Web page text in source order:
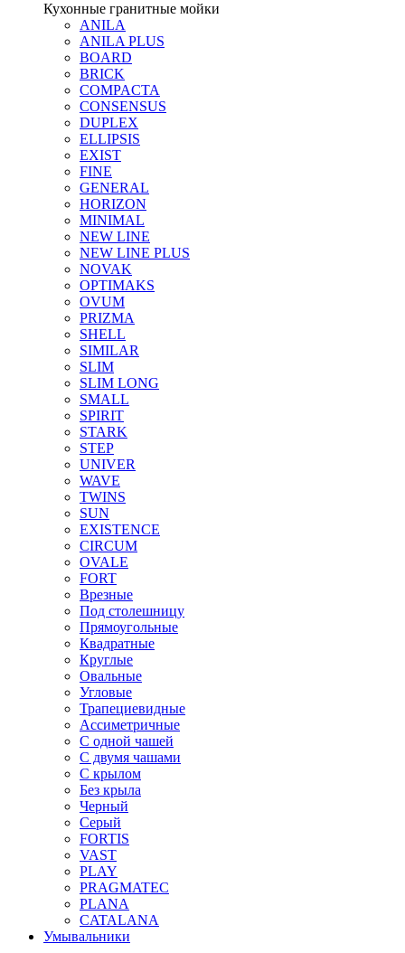
Кухонные гранитные мойки
ANILA
ANILA PLUS
BOARD
BRICK
COMPACTA
CONSENSUS
DUPLEX
ELLIPSIS
EXIST
FINE
GENERAL
HORIZON
MINIMAL
NEW LINE
NEW LINE PLUS
NOVAK
OPTIMAKS
OVUM
PRIZMA
SHELL
SIMILAR
SLIM
SLIM LONG
SMALL
SPIRIT
STARK
STEP
UNIVER
WAVE
TWINS
SUN
EXISTENCE
CIRCUM
OVALE
FORT
Врезные
Под столешницу
Прямоугольные
Квадратные
Круглые
Овальные
Угловые
Трапециевидные
Ассиметричные
С одной чашей
С двумя чашами
С крылом
Без крыла
Черный
Серый
FORTIS
VAST
PLAY
PRAGMATEC
PLANA
CATALANA
Умывальники